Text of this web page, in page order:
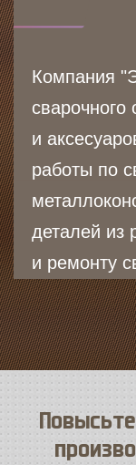
Компания
и
работы по
деталей из
и ремонту